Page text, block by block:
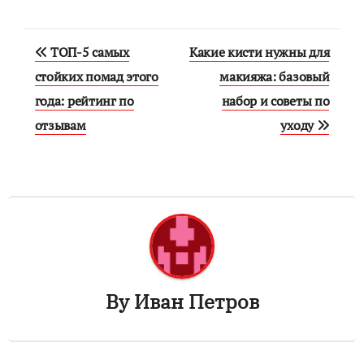
Навигация
по
записям
ТОП-5 самых
стойких помад этого
года: рейтинг по
отзывам
Какие кисти нужны для
макияжа: базовый
набор и советы по
уходу
ByИван Петров